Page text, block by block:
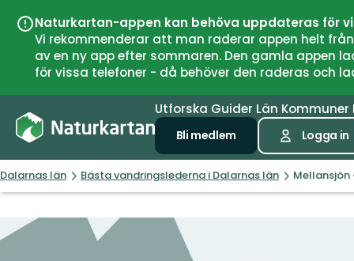
Naturkartan-appen kan behöva uppdateras för
Vi rekommenderar att man raderar appen helt
av en ny app efter sommaren. Den gamla
för vissa telefoner - då behöver den raderas och
Utforska Guider Län Kommuner
Bli medlem Logga in
Dalarnas län Bästa vandringslederna i Dalarnas län